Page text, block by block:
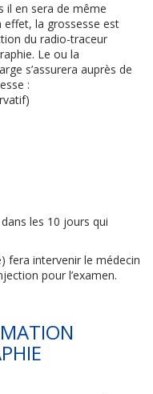
il en sera de même
effet, la grossesse est
du radio-traceur
Le ou la
s’assurera auprès de
:
les 10 jours qui
fera intervenir le médecin
pour l’examen.